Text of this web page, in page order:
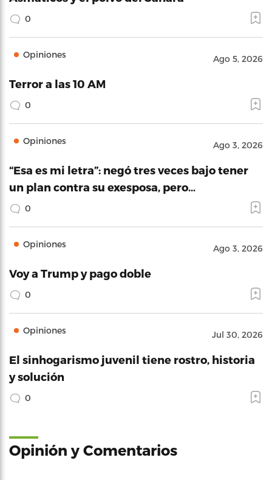
0
Opiniones Ago 5, 2026
Terror a las 10 AM
0
Opiniones Ago 3, 2026
“Esa es mi letra”: negó tres veces bajo tener
un plan contra su exesposa, pero…
0
Opiniones Ago 3, 2026
Voy a Trump y pago doble
0
Opiniones Jul 30, 2026
El sinhogarismo juvenil tiene rostro, historia
y solución
0
Opinión y Comentarios